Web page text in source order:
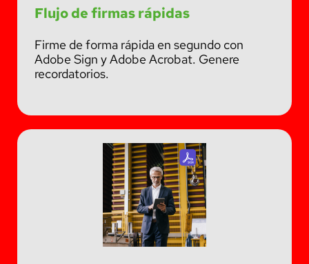
Flujo de firmas rápidas
Firme de forma rápida en segundo con
Adobe Sign y Adobe Acrobat. Genere
recordatorios.